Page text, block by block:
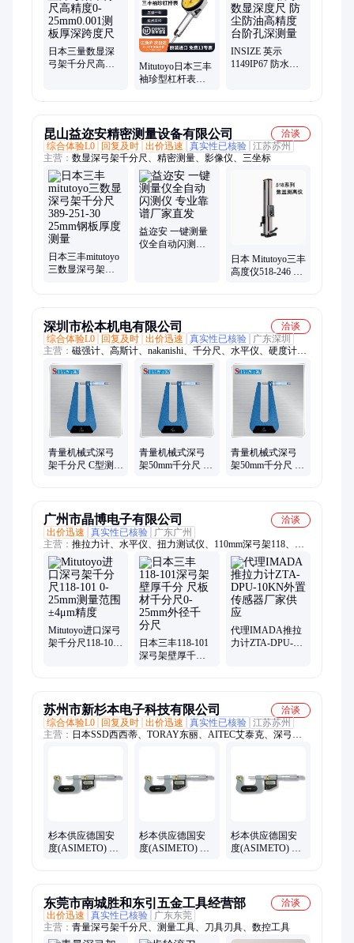
量规、杠杆表、镶嵌机、伸缩规、圆度仪
日本三量数显深
弓架千分尺高精
Mitutoyo日本三丰
袖珍型杠杆表百
INSIZE 英示
1149IP67 防水数
昆山益迩安精密测量设备有限公司
洽谈
综合体验L0
回复及时 出价迅速 真实性已核验 江苏苏州
主营： 数显深弓架千分尺、精密测量、影像仪、三坐标
日本三丰mitutoyo
三数显深弓架千
益迩安 一键测量
仪全自动闪测仪
日本 Mitutoyo三丰
高度仪518-246 一
深圳市松本机电有限公司
洽谈
综合体验L0
回复及时 出价迅速 真实性已核验
广东深圳
主营： 磁强计、高斯计、nakanishi、千分尺、水平仪、硬度计、
杠杆千分表、磁通计、标准表、电子秤、分板机主轴、高速电主
轴、高频铣、电动打磨机、超声波打磨机、nsk高速主轴、扭力
扳手、磁性表座、浮动去毛刺主轴、浮动主轴、自动换刀主轴、
rsk水平仪、磁性水平仪、去毛刺研磨刷、RBZ高速主轴
青量机械式深弓
架千分尺 C型测头
青量机械式深弓
架50mm千分尺 B
青量机械式深弓
架50mm千分尺 A
广州市晶博电子有限公司
洽谈
出价迅速
真实性已核验
广东广州
主营： 推拉力计、水平仪、扭力测试仪、110mm深弓架118、安
规综合测试仪、扭力扳手、电子天平、IQ206085雾度计、
IMADA推拉力计、motive拉力计、力新宝测力计、彩谱色差计、
FSK水平仪、SHIMPO拉力计
Mitutoyo进口深弓
架千分尺118-101
日本三丰118-101
深弓架壁厚千分
代理IMADA推拉
力计ZTA-DPU-
苏州市新杉本电子科技有限公司
洽谈
综合体验L0
回复及时 出价迅速 真实性已核验 江苏苏州
主营： 日本SSD西西蒂、TORAY东丽、AITEC艾泰克、深弓架
PISCO匹士克、日本SIMCO思美高、KIKUSUI菊水、MIKASA
米卡萨、TORAY东丽浓度仪、TSubosaka、otsuka大塚、IMV爱
杉本供应德国安
度(ASIMETO) 深
杉本供应德国安
度(ASIMETO) 深
杉本供应德国安
度(ASIMETO) 深
东莞市南城胜和东引五金工具经营部
洽谈
出价迅速
真实性已核验
广东东莞
主营： 青量深弓架千分尺、测量工具、刀具刃具、数控工具